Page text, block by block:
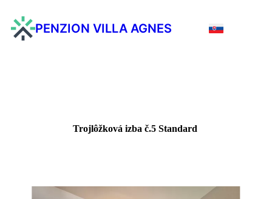
PENZION VILLA AGNES
Trojlôžková izba č.5 Standard